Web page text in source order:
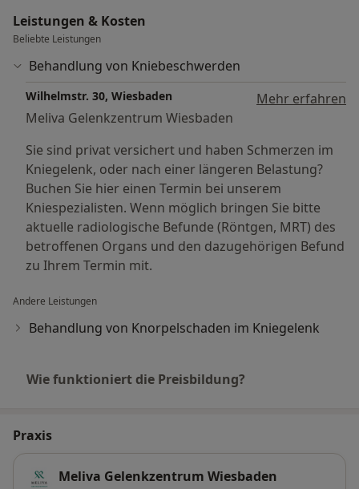
Ihr Gelenkzentrum Rhein-Main
Leistungen & Kosten
Beliebte Leistungen
Behandlung von Kniebeschwerden
Wilhelmstr. 30, Wiesbaden
Mehr erfahren
Meliva Gelenkzentrum Wiesbaden
Sie sind privat versichert und haben Schmerzen im
Kniegelenk, oder nach einer längeren Belastung?
Buchen Sie hier einen Termin bei unserem
Kniespezialisten. Wenn möglich bringen Sie bitte
aktuelle radiologische Befunde (Röntgen, MRT) des
betroffenen Organs und den dazugehörigen Befund
zu Ihrem Termin mit.
Andere Leistungen
Behandlung von Knorpelschaden im Kniegelenk
Wie funktioniert die Preisbildung?
Praxis
Meliva Gelenkzentrum Wiesbaden